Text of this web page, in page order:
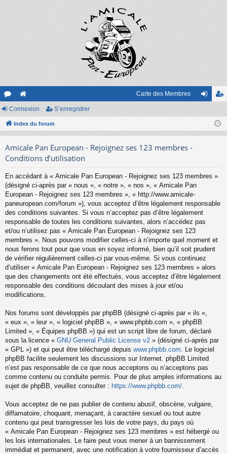
or
u
s
e
sit
Carte des Membres
nr
Connexion S’enregistrer
Index du forum
Amicale Pan European - Rejoignez ses 123 membres -
Conditions d’utilisation
En accédant à « Amicale Pan European - Rejoignez ses 123 membres »
(désigné ci-après par « nous », « notre », « nos », « Amicale Pan
European - Rejoignez ses 123 membres », « http://www.amicale-
paneuropean.com/forum »), vous acceptez d’être légalement responsable
des conditions suivantes. Si vous n’acceptez pas d’être légalement
responsable de toutes les conditions suivantes, alors n’accédez pas
et/ou n’utilisez pas « Amicale Pan European - Rejoignez ses 123
membres ». Nous pouvons modifier celles-ci à n’importe quel moment et
nous ferons tout pour que vous en soyez informé, bien qu’il soit prudent
de vérifier régulièrement celles-ci par vous-même. Si vous continuez
d’utiliser « Amicale Pan European - Rejoignez ses 123 membres » alors
que des changements ont été effectués, vous acceptez d’être légalement
responsable des conditions découlant des mises à jour et/ou
modifications.
Nos forums sont développés par phpBB (désigné ci-après par « ils »,
« eux », « leur », « logiciel phpBB », « www.phpbb.com », « phpBB
Limited », « Équipes phpBB ») qui est un script libre de forum, déclaré
sous la licence « GNU General Public License v2 » (désigné ci-après par
« GPL ») et qui peut être téléchargé depuis www.phpbb.com . Le logiciel
phpBB facilite seulement les discussions sur Internet. phpBB Limited
n’est pas responsable de ce que nous acceptons ou n’acceptons pas
comme contenu ou conduite permis. Pour de plus amples informations au
sujet de phpBB, veuillez consulter : https://www.phpbb.com/
Vous acceptez de ne pas publier de contenu abusif, obscène, vulgaire,
diffamatoire, choquant, menaçant, à caractère sexuel ou tout autre
contenu qui peut transgresser les lois de votre pays, du pays où
« Amicale Pan European - Rejoignez ses 123 membres » est hébergé ou
les lois internationales. Le faire peut vous mener à un bannissement
immédiat et permanent, avec une notification à votre fournisseur d’accès